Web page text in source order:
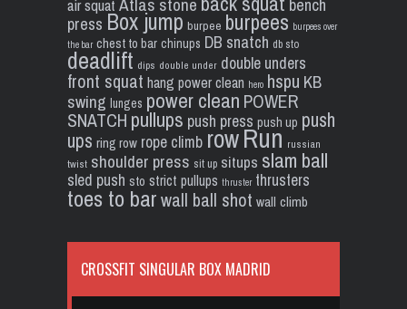
air squat
bench
press Box jump burpee burpees burpees over
the bar chest to bar chinups DB snatch db sto
deadlift dips double under double unders
front squat hang power clean hero hspu KB
swing lunges power clean POWER
SNATCH pullups push press push up push
ups ring row rope climb rowRun russian
twist shoulder press sit up situps slam ball
sled push sto strict pullups thruster thrusters
toes to barwall ball shot wall climb
CROSSFIT SINGULAR BOX MADRID